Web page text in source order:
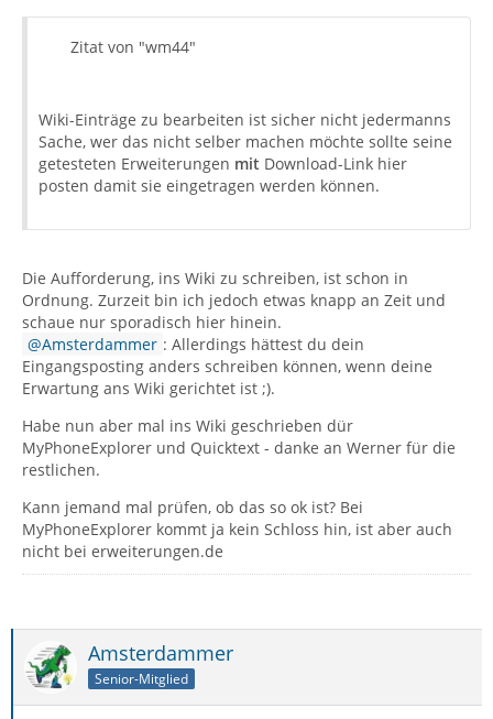
Zitat von "wm44"
Wiki-Einträge zu bearbeiten ist sicher nicht jedermanns
Sache, wer das nicht selber machen möchte sollte seine
getesteten Erweiterungen mit Download-Link hier
posten damit sie eingetragen werden können.
Die Aufforderung, ins Wiki zu schreiben, ist schon in
Ordnung. Zurzeit bin ich jedoch etwas knapp an Zeit und
schaue nur sporadisch hier hinein.
Amsterdammer : Allerdings hättest du dein
Eingangsposting anders schreiben können, wenn deine
Erwartung ans Wiki gerichtet ist ;).
Habe nun aber mal ins Wiki geschrieben dür
MyPhoneExplorer und Quicktext - danke an Werner für die
restlichen.
Kann jemand mal prüfen, ob das so ok ist? Bei
MyPhoneExplorer kommt ja kein Schloss hin, ist aber auch
nicht bei erweiterungen.de
Amsterdammer
Senior-Mitglied